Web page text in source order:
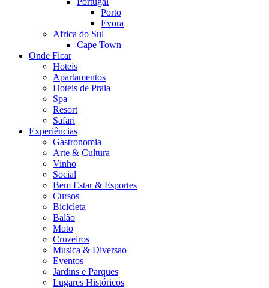
Porto
Evora
Africa do Sul
Cape Town
Onde Ficar
Hoteis
Apartamentos
Hoteis de Praia
Spa
Resort
Safari
Experiências
Gastronomia
Arte & Cultura
Vinho
Social
Bem Estar & Esportes
Cursos
Bicicleta
Balão
Moto
Cruzeiros
Musica & Diversao
Eventos
Jardins e Parques
Lugares Históricos